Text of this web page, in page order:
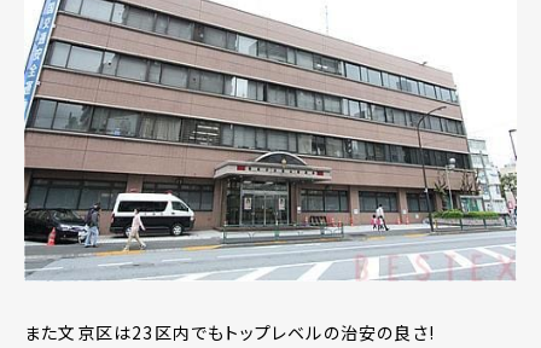
また文京区は23区内でもトップレベルの治安の良さ!